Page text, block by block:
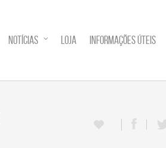
NOTÍCIAS LOJA INFORMAÇÕES ÚTEIS